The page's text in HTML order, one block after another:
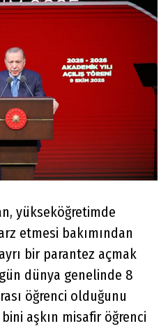
yükseköğretimde
etmesi bakımından
bir parantez açmak
dünya genelinde 8
öğrenci olduğunu
aşkın misafir öğrenci